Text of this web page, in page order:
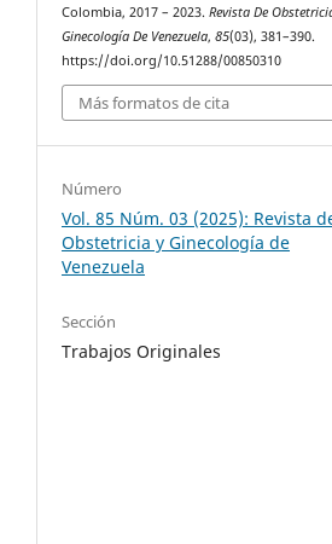
Colombia, 2017 – 2023.Revista De
Ginecología De Venezuela,85(03), 381–390.
https://doi.org/10.51288/00850310
Más formatos de cita
Número
Vol. 85 Núm. 03 (2025): Revista
Obstetricia y Ginecología de
Venezuela
Sección
Trabajos Originales